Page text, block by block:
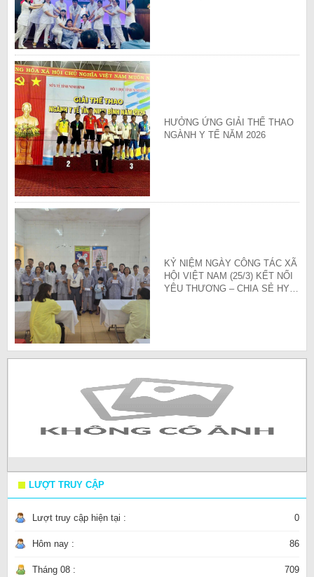
HƯỞNG ỨNG GIẢI THỂ THAO
NGÀNH Y TẾ NĂM 2026
KỶ NIỆM NGÀY CÔNG TÁC XÃ
HỘI VIỆT NAM (25/3) KẾT NỐI
YÊU THƯƠNG – CHIA SẺ HY
LƯỢT TRUY CẬP
Lượt truy cập hiện tại : 0
Hôm nay : 86
Tháng 08 : 709